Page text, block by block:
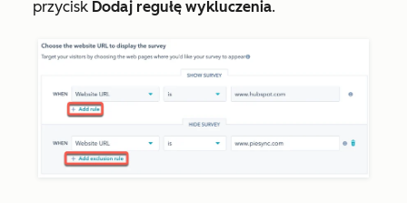
przycisk Dodaj regułę wykluczenia.